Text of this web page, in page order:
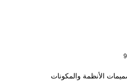
الأنظمة والمكونات